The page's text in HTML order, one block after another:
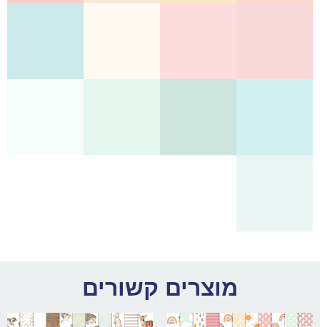
מוצרים קשורים